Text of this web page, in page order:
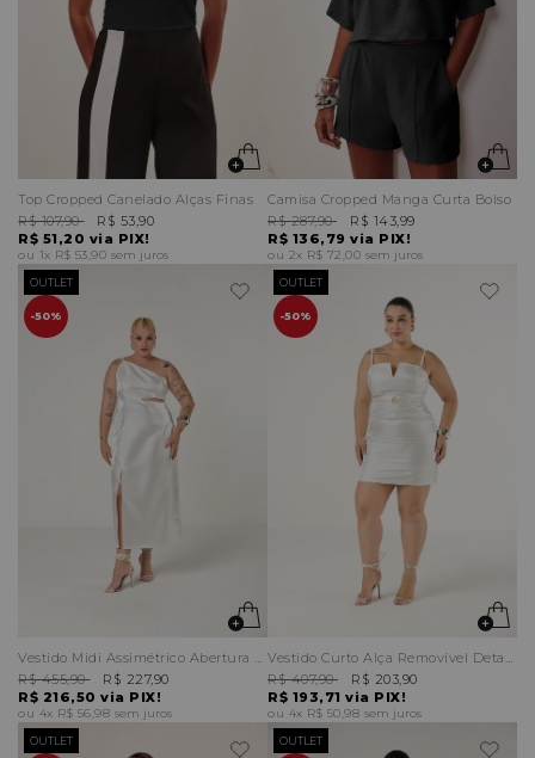
Top Cropped Canelado Alças Finas
R$ 51,20 via PIX!
R$ 107,90 R$ 53,90
1x R$ 53,90 sem juros
Camisa Cropped Manga Curta Bolso
R$ 136,79 via PIX!
R$ 287,90 R$ 143,99
2x R$ 72,00 sem juros
50%
OUTLET
R$ 216,50 via PIX!
R$ 455,90 R$ 227,90
4x R$ 56,98 sem juros
50%
OUTLET
R$ 193,71 via PIX!
R$ 407,90 R$ 203,90
4x R$ 50,98 sem juros
OUTLET OUTLET